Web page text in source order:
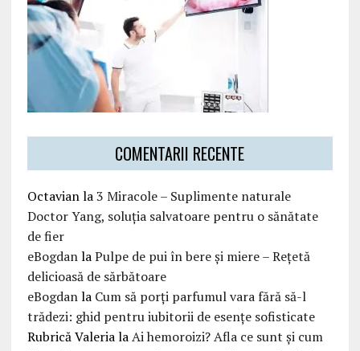
COMENTARII RECENTE
Octavianla3 Miracole – Suplimente naturale
Doctor Yang, soluția salvatoare pentru o sănătate
de fier
eBogdanlaPulpe de pui în bere și miere – Rețetă
delicioasă de sărbătoare
eBogdanla Cum să porți parfumul vara fără să-l
trădezi: ghid pentru iubitorii de esențe sofisticate
Rubrică ValerialaAi hemoroizi? Afla ce sunt și cum